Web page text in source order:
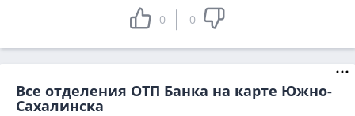
0 0
Все отделения ОТП Банка на карте Южно-
Сахалинска